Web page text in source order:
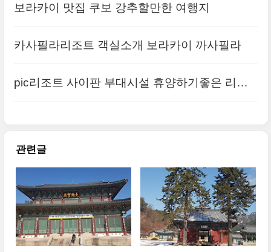
보라카이 맛집 쿠보 강추할만한 여행지
카사필라리조트 객실소개 보라카이 까사필라
pic리조트 사이판 부대시설 휴양하기좋은 리조
관련글